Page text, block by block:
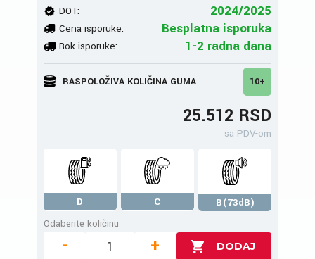
DOT: 2024/2025
Cena isporuke: Besplatna isporuka
Rok isporuke: 1-2 radna dana
RASPOLOŽIVA KOLIČINA GUMA 10+
25.512 RSD
sa PDV-om
D C
B(73dB)
Odaberite količinu
- +